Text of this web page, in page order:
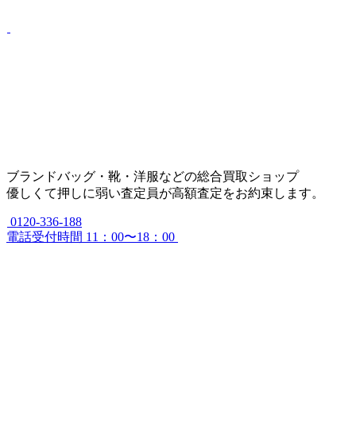
ブランドバッグ・靴・洋服などの総合買取ショップ
優しくて押しに弱い査定員が高額査定をお約束します。
0120-336-188
電話受付時間 11：00〜18：00